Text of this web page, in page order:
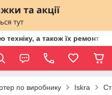
а також їх ремонт
по виробнику Iskra